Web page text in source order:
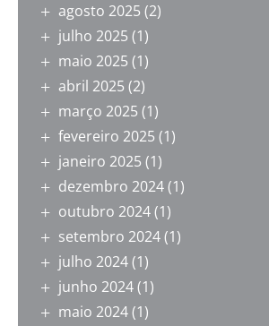
agosto 2025 (2)
julho 2025 (1)
maio 2025 (1)
abril 2025 (2)
março 2025 (1)
fevereiro 2025 (1)
janeiro 2025 (1)
dezembro 2024(1)
outubro 2024(1)
setembro 2024(1)
julho 2024(1)
junho 2024(1)
maio 2024(1)